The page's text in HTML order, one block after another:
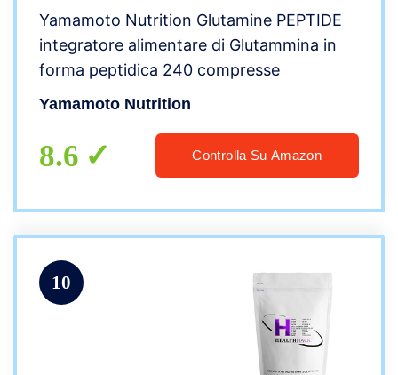
Yamamoto Nutrition Glutamine PEPTIDE
integratore alimentare di Glutammina in
forma peptidica 240 compresse
Yamamoto Nutrition
8.6 Controlla Su Amazon
10